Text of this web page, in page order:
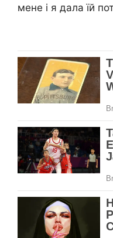
мене і я дала їй